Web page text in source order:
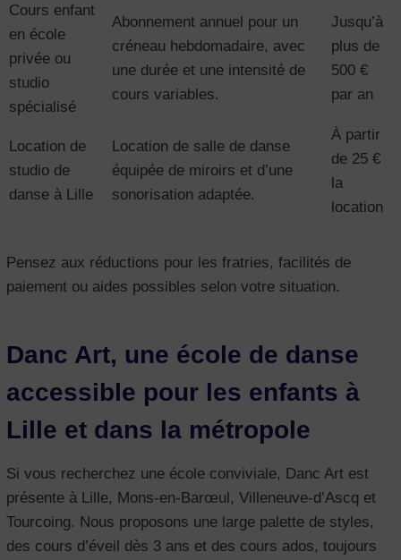
Cours enfant
en école
privée ou
studio
spécialisé
Abonnement annuel pour un
créneau hebdomadaire, avec
une durée et une intensité de
cours variables.
Jusqu’à
plus de
500 €
par an
Location de
studio de
danse à Lille
Location de salle de danse
équipée de miroirs et d’une
sonorisation adaptée.
À partir
de 25 €
la
location
Pensez aux réductions pour les fratries, facilités de
paiement ou aides possibles selon votre situation.
Danc Art, une école de danse
accessible pour les enfants à
Lille et dans la métropole
Si vous recherchez une école conviviale, Danc Art est
présente à Lille, Mons-en-Barœul, Villeneuve-d’Ascq et
Tourcoing. Nous proposons une large palette de styles,
des cours d’éveil dès 3 ans et des cours ados, toujours